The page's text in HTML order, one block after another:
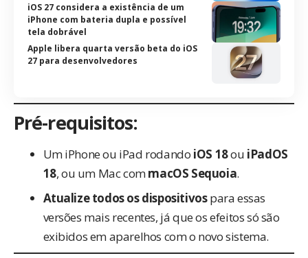
iOS 27 considera a existência de um
iPhone com bateria dupla e possível
tela dobrável
Apple libera quarta versão beta do iOS
27 para desenvolvedores
Pré-requisitos:
Um iPhone ou iPad rodando iOS 18ou iPadOS
18, ou um Mac commacOS Sequoia.
Atualize todos os dispositivospara essas
versões mais recentes, já que os efeitos só são
exibidos em aparelhos com o novo sistema.